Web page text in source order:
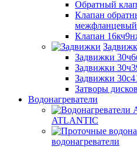
Обратный
Клапан
Клапан
Задвижки
Задвижки
Задвижки
Затворы
Водонагреватели
ATLANTIC
водонагреватели